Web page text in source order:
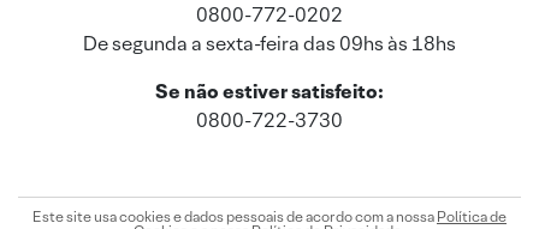
0800-772-0202
De segunda a sexta-feira das 09hs às 18hs
Se não estiver satisfeito:
0800-722-3730
Este site usa cookies e dados pessoais de acordo com a nossa Política de